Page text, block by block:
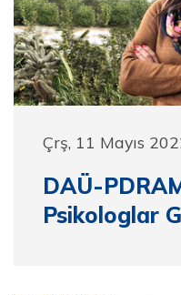
Çrş, 11 Mayıs
DAÜ-
Psikologlar